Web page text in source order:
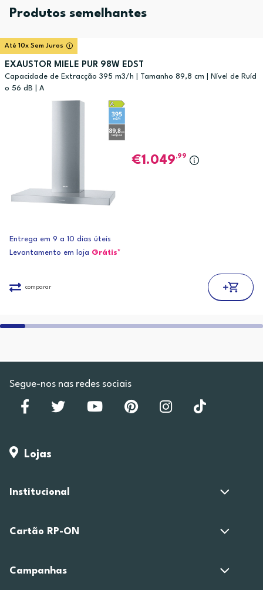
Produtos semelhantes
Até 10x Sem Juros
EXAUSTOR MIELE PUR 98W EDST
Capacidade de Extracção 395 m3/h | Tamanho 89,8 cm | Nível de Ruíd
o 56 dB | A
1.049,99
Entrega em 9 a 10 dias úteis
Levantamento em loja Grátis*
comparar
Segue-nos nas redes sociais
Lojas
Institucional
Cartão RP-ON
Campanhas